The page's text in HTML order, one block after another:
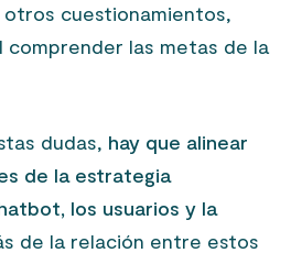
cuestionamientos,
las metas de la
dudas, hay que alinear
de la estrategia
los usuarios y la
de la relación entre estos